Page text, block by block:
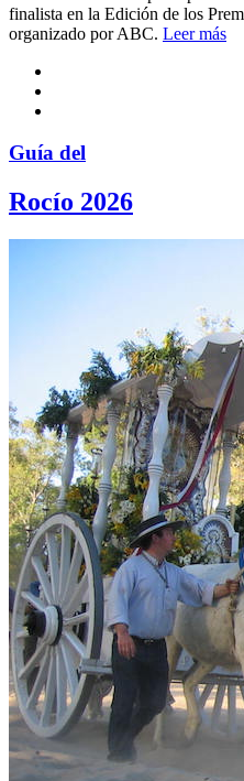
finalista en la Edición de los
organizado por ABC. Leer más
Guía del
Rocío 2026